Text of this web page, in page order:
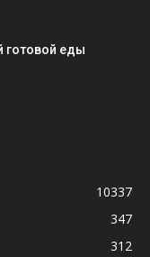
готовой еды
10337
347
312